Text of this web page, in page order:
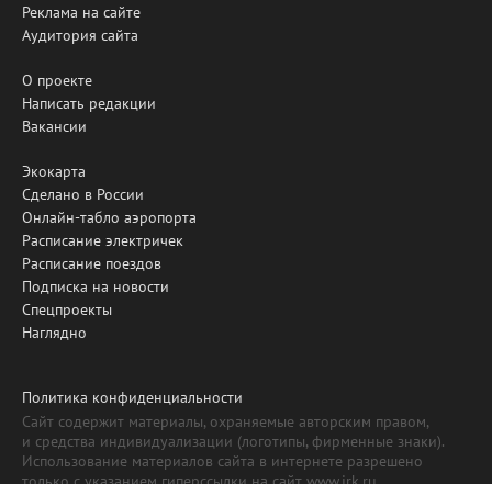
Реклама на сайте
Аудитория сайта
О проекте
Написать редакции
Вакансии
Экокарта
Сделано в России
Онлайн-табло аэропорта
Расписание электричек
Расписание поездов
Подписка на новости
Спецпроекты
Наглядно
Политика конфиденциальности
Сайт содержит материалы, охраняемые авторским правом,
и средства индивидуализации (логотипы, фирменные знаки).
Использование материалов сайта в интернете разрешено